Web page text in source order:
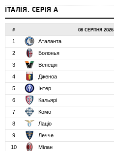
ІТАЛІЯ. СЕРІЯ А
# 08 СЕРПНЯ 2026
1 Аталанта
2
Болонья
3
Венеція
4
Дженоа
5
Інтер
6
Кальярі
7
Комо
8
Лаціо
9
Лечче
10
Мілан